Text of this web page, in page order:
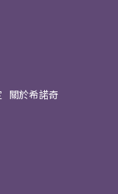
關於希諾奇